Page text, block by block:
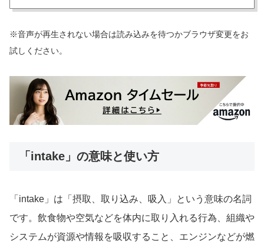
※音声が再生されない場合は読み込みを待つかブラウザ変更をお
試しください。
「intake」の意味と使い方
「intake」は「摂取、取り込み、吸入」という意味の名詞
です。飲食物や空気などを体内に取り入れる行為、組織や
システムが資源や情報を吸収すること、エンジンなどが燃